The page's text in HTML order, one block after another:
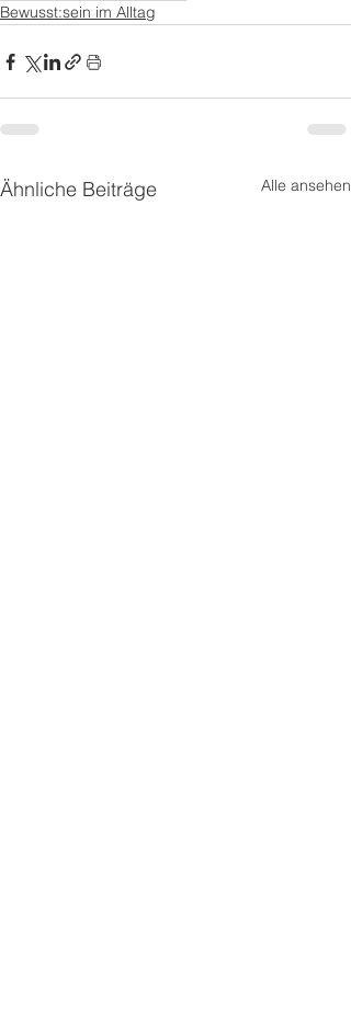
Bewusst:sein im Alltag
Ähnliche Beiträge Alle ansehen